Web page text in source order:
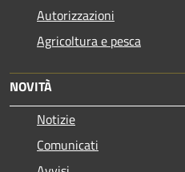
Autorizzazioni
Agricoltura e pesca
NOVITÀ
Notizie
Comunicati